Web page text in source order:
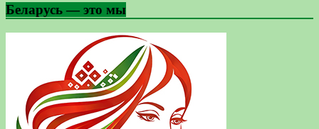
Беларусь — это мы